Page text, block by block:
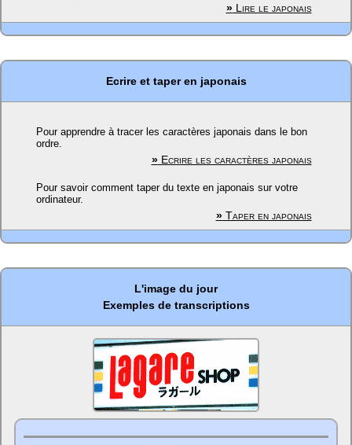
»Lire le japonais
Ecrire et taper en japonais
Pour apprendre à tracer les caractères japonais dans le bon
ordre.
»Ecrire les caractères japonais
Pour savoir comment taper du texte en japonais sur votre
ordinateur.
»Taper en japonais
L'image du jour
Exemples de transcriptions